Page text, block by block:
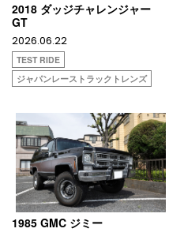
2018 ダッジチャレンジャー
GT
2026.06.22
TEST RIDE
ジャパンレーストラックトレンズ
1985 GMC ジミー